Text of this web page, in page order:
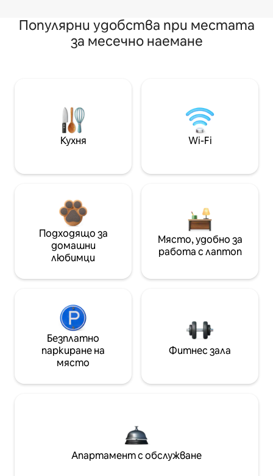
Популярни удобства при местата
за месечно наемане
Кухня Wi-Fi
Подходящо за
домашни
любимци
Място, удобно за
работа с лаптоп
Безплатно
паркиране на
място
Фитнес зала
Апартамент с обслужване